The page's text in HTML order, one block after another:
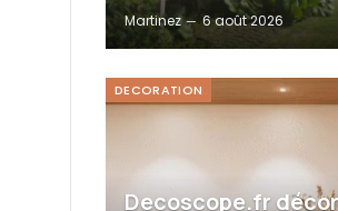
Martinez 6 août 2026
DECORATION
Decoscope.fr